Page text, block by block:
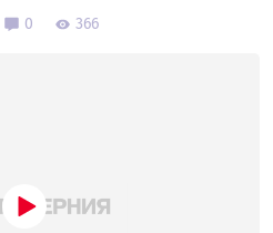
0 366